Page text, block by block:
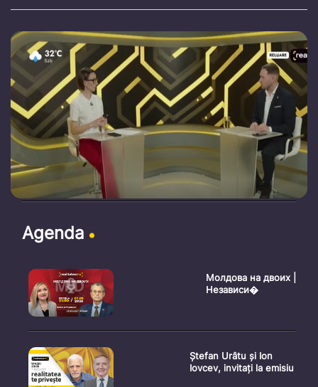
Agenda
Молдова на двоих |
Независи�
Ștefan Urâtu și Ion
Iovcev, invitați la emisiu